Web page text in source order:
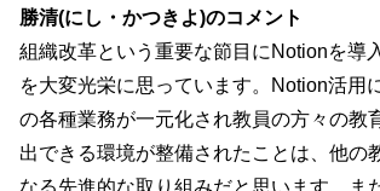
勝清(にし・かつきよ)のコメント
組織改革という重要な節目にNotionを導
を大変光栄に思っています。Notion活用
の各種業務が一元化され教員の方々の教
出できる環境が整備されたことは、他の
なる先進的な取り組みだと思います。ま